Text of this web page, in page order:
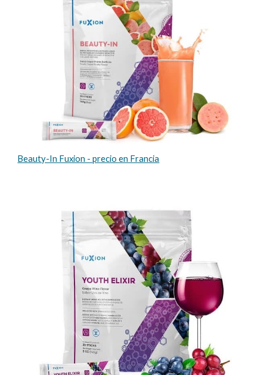
Beauty-In Fuxion - precio en Francia